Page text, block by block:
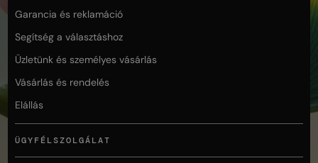
Garancia és reklamáció
Segítség a választáshoz
Üzletünk és személyes vásárlás
Vásárlás és rendelés
Elállás
ÜGYFÉLSZOLGÁLAT